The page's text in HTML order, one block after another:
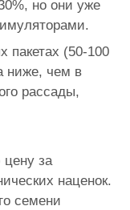
но они уже
пакетах (50-100
ниже, чем в
рассады,
цену за
наценок.
семени